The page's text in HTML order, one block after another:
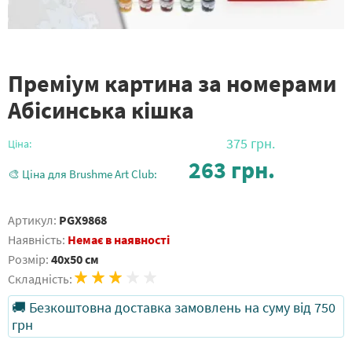
Преміум картина за номерами
Абісинська кішка
Ціна: 375 грн.
🎨 Ціна для Brushme Art Club: 263 грн.
Артикул: PGX9868
Наявність: Немає в наявності
Розмір: 40x50 см
Складність:
🚚 Безкоштовна доставка замовлень на суму від 750
грн